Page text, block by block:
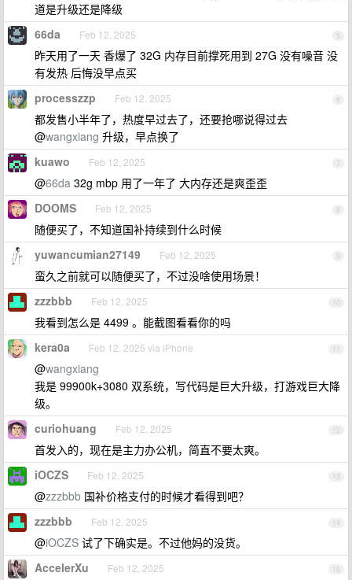
道是升级还是降级
5
66da Feb 12, 2025
昨天用了一天 香爆了 32G 内存目前撑死用到 27G 没有噪音 没
有发热 后悔没早点买
6
processzzp Feb 12, 2025
都发售小半年了，热度早过去了，还要抢哪说得过去
@wangxiang 升级，早点换了
7
kuawo Feb 12, 2025
@66da 32g mbp 用了一年了 大内存还是爽歪歪
8
DOOMS Feb 12, 2025
随便买了，不知道国补持续到什么时候
9
yuwancumian27149 Feb 12, 2025
蛮久之前就可以随便买了，不过没啥使用场景！
10
zzzbbb Feb 12, 2025
我看到怎么是 4499 。能截图看看你的吗
11
kera0a Feb 12, 2025 via iPhone
@wangxiang
我是 99900k+3080 双系统，写代码是巨大升级，打游戏巨大降
级。
12
curiohuang Feb 12, 2025
首发入的，现在是主力办公机，简直不要太爽。
13
iOCZS Feb 12, 2025
@zzzbbb 国补价格支付的时候才看得到吧？
14
zzzbbb Feb 12, 2025
@iOCZS 试了下确实是。不过他妈的没货。
15
AccelerXu Feb 12, 2025